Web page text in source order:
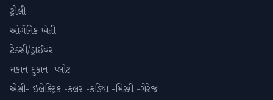
ટ્રોલી
ઓર્ગેનિક ખેતી
ટેક્સી/ડ્રાઈવર
મકાન-દુકાન- પ્લોટ
એસી- ઇલેક્ટ્રિક -કલર -કડિયા -મિસ્ત્રી -ગેરેજ